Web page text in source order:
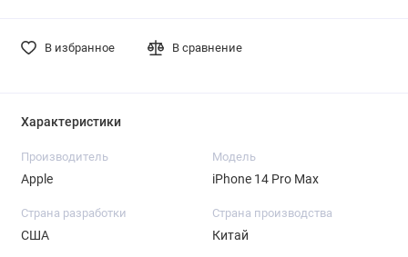
В избранное В сравнение
Характеристики
Производитель
Apple
Модель
iPhone 14 Pro Max
Страна разработки
США
Страна производства
Китай